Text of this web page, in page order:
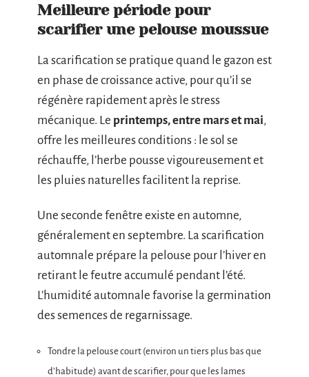
Meilleure période pour
scarifier une pelouse moussue
La scarification se pratique quand le gazon est
en phase de croissance active, pour qu’il se
régénère rapidement après le stress
mécanique. Le printemps, entre mars et mai,
offre les meilleures conditions : le sol se
réchauffe, l’herbe pousse vigoureusement et
les pluies naturelles facilitent la reprise.
Une seconde fenêtre existe en automne,
généralement en septembre. La scarification
automnale prépare la pelouse pour l’hiver en
retirant le feutre accumulé pendant l’été.
L’humidité automnale favorise la germination
des semences de regarnissage.
Tondre la pelouse court (environ un tiers plus bas que
d’habitude) avant de scarifier, pour que les lames